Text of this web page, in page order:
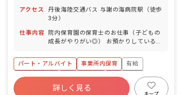
アクセス
丹後海陸交通バス 与謝の海病院駅（徒歩
3分）
仕事内容
院内保育園の保育士のお仕事（子どもの
成長がやりがい◎） お預かりしている子
食事・睡眠・排泄・清潔・衣類の着脱等
・集団生活を通じた社会性の装着 ・行事
の計画・実行、お知らせの作成
パート・アルバイト 事業所内保育
有給
福利厚生充実
産休育休制度
未経験歓迎
WEB面接OK
詳しく見る
キープ